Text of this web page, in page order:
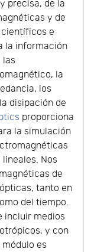
precisa, de la
y de
e
la información
las
la
los
disipación de
proporciona
la simulación
Nos
de
tanto en
del tiempo.
incluir medios
y con
es